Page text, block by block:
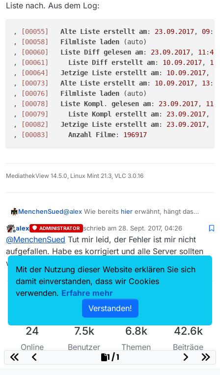
Liste nach. Aus dem Log:
, [00055] Alte Liste erstellt am: 23.09.2017, 09:
,
[00058] Filmliste laden (auto)
,
[00060] Liste Diff gelesen am: 23.09.2017, 11 :41
,
[00061] Liste Diff erstellt am: 10.09.2017, 13
,
[00064] Jetzige Liste erstellt am: 10.09.2017,
,
[00073] Alte Liste erstellt am: 10.09.2017, 13:
,
[00076] Filmliste laden (auto)
,
[00078] Liste Kompl . gelesen am: 23.09.2017, 11
,
[00079] Liste Kompl erstellt am: 23.09.2017,
,
[00082] Jetzige Liste erstellt am: 23.09.2017,
,
[00083] Anzahl Filme: 196917
MediathekView 14.5.0, Linux Mint 21.3, VLC 3.0.16
MenchenSued@alex Wie bereits hier erwähnt, hängt das
Servern. Bitte mal dem Rechner einen Tritt
verpassen, damit er wieder aufsynchronisiert
wird. Die letzte Diff ist vom 10.9.2017 13:19Uhr,
ein manueller Reload lädt dann eine neuere
Liste nach. Aus dem Log:
, [00055]   Alte Liste erstellt am:
, [00058]   Filmliste laden (auto)
, [00060]   Liste Diff gelesen am:
, [00061]     Liste Diff erstellt am:
, [00064]   Jetzige Liste erstellt am:
, [00073]   Alte Liste erstellt am:
, [00076]   Filmliste laden (auto)
, [00078]   Liste Kompl. gelesen am:
, [00079]     Liste Kompl erstellt am:
, [00082]   Jetzige Liste erstellt am:
Offline
alex ADMINISTRATOR schrieb am 28. Sept. 2017, 04:26
zuletzt editiert von
@MenchenSued Tut mir leid, der Fehler ist mir nicht
aufgefallen. Habe es korrigiert und alle Server sollten
wieder die aktuelle Liste ausliefern.
24
Online
7.5k
Benutzer
6.8k
Themen
42.6k
Beiträge
1 / 1
Mit der Nutzung dieser Website erklären Sie sich
damit einverstanden, dass wir Cookies
verwenden. Erfahre mehr
Verstanden!